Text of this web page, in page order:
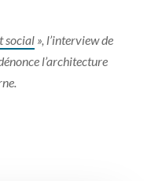
social », l’interview de
l’architecture